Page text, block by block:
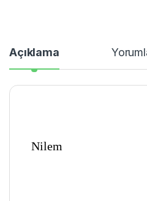
Açıklama
Nilem